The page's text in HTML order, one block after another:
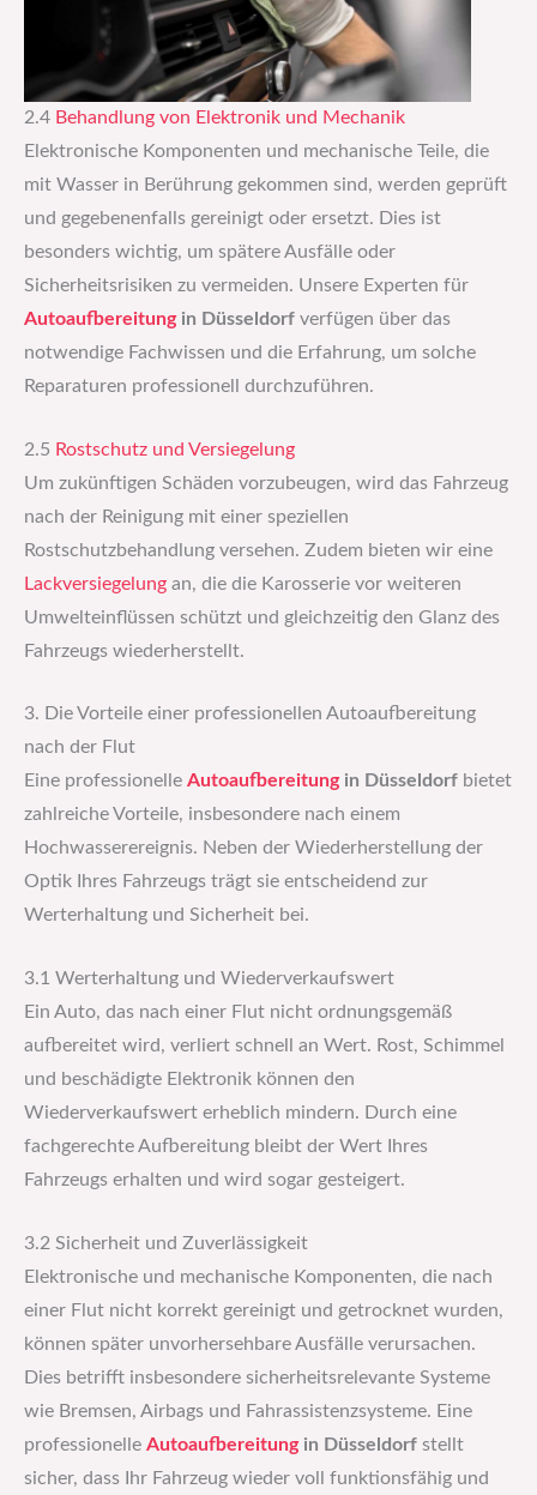
2.4 Behandlung von Elektronik und Mechanik
Elektronische Komponenten und mechanische Teile, die
mit Wasser in Berührung gekommen sind, werden geprüft
und gegebenenfalls gereinigt oder ersetzt. Dies ist
besonders wichtig, um spätere Ausfälle oder
Sicherheitsrisiken zu vermeiden. Unsere Experten für
Autoaufbereitungin Düsseldorf verfügen über das
notwendige Fachwissen und die Erfahrung, um solche
Reparaturen professionell durchzuführen.
2.5 Rostschutz und Versiegelung
Um zukünftigen Schäden vorzubeugen, wird das Fahrzeug
nach der Reinigung mit einer speziellen
Rostschutzbehandlung versehen. Zudem bieten wir eine
Lackversiegelung an, die die Karosserie vor weiteren
Umwelteinflüssen schützt und gleichzeitig den Glanz des
Fahrzeugs wiederherstellt.
3. Die Vorteile einer professionellen Autoaufbereitung
nach der Flut
Eine professionelle Autoaufbereitungin Düsseldorf bietet
zahlreiche Vorteile, insbesondere nach einem
Hochwasserereignis. Neben der Wiederherstellung der
Optik Ihres Fahrzeugs trägt sie entscheidend zur
Werterhaltung und Sicherheit bei.
3.1 Werterhaltung und Wiederverkaufswert
Ein Auto, das nach einer Flut nicht ordnungsgemäß
aufbereitet wird, verliert schnell an Wert. Rost, Schimmel
und beschädigte Elektronik können den
Wiederverkaufswert erheblich mindern. Durch eine
fachgerechte Aufbereitung bleibt der Wert Ihres
Fahrzeugs erhalten und wird sogar gesteigert.
3.2 Sicherheit und Zuverlässigkeit
Elektronische und mechanische Komponenten, die nach
einer Flut nicht korrekt gereinigt und getrocknet wurden,
können später unvorhersehbare Ausfälle verursachen.
Dies betrifft insbesondere sicherheitsrelevante Systeme
wie Bremsen, Airbags und Fahrassistenzsysteme. Eine
professionelle Autoaufbereitungin Düsseldorf stellt
sicher, dass Ihr Fahrzeug wieder voll funktionsfähig und